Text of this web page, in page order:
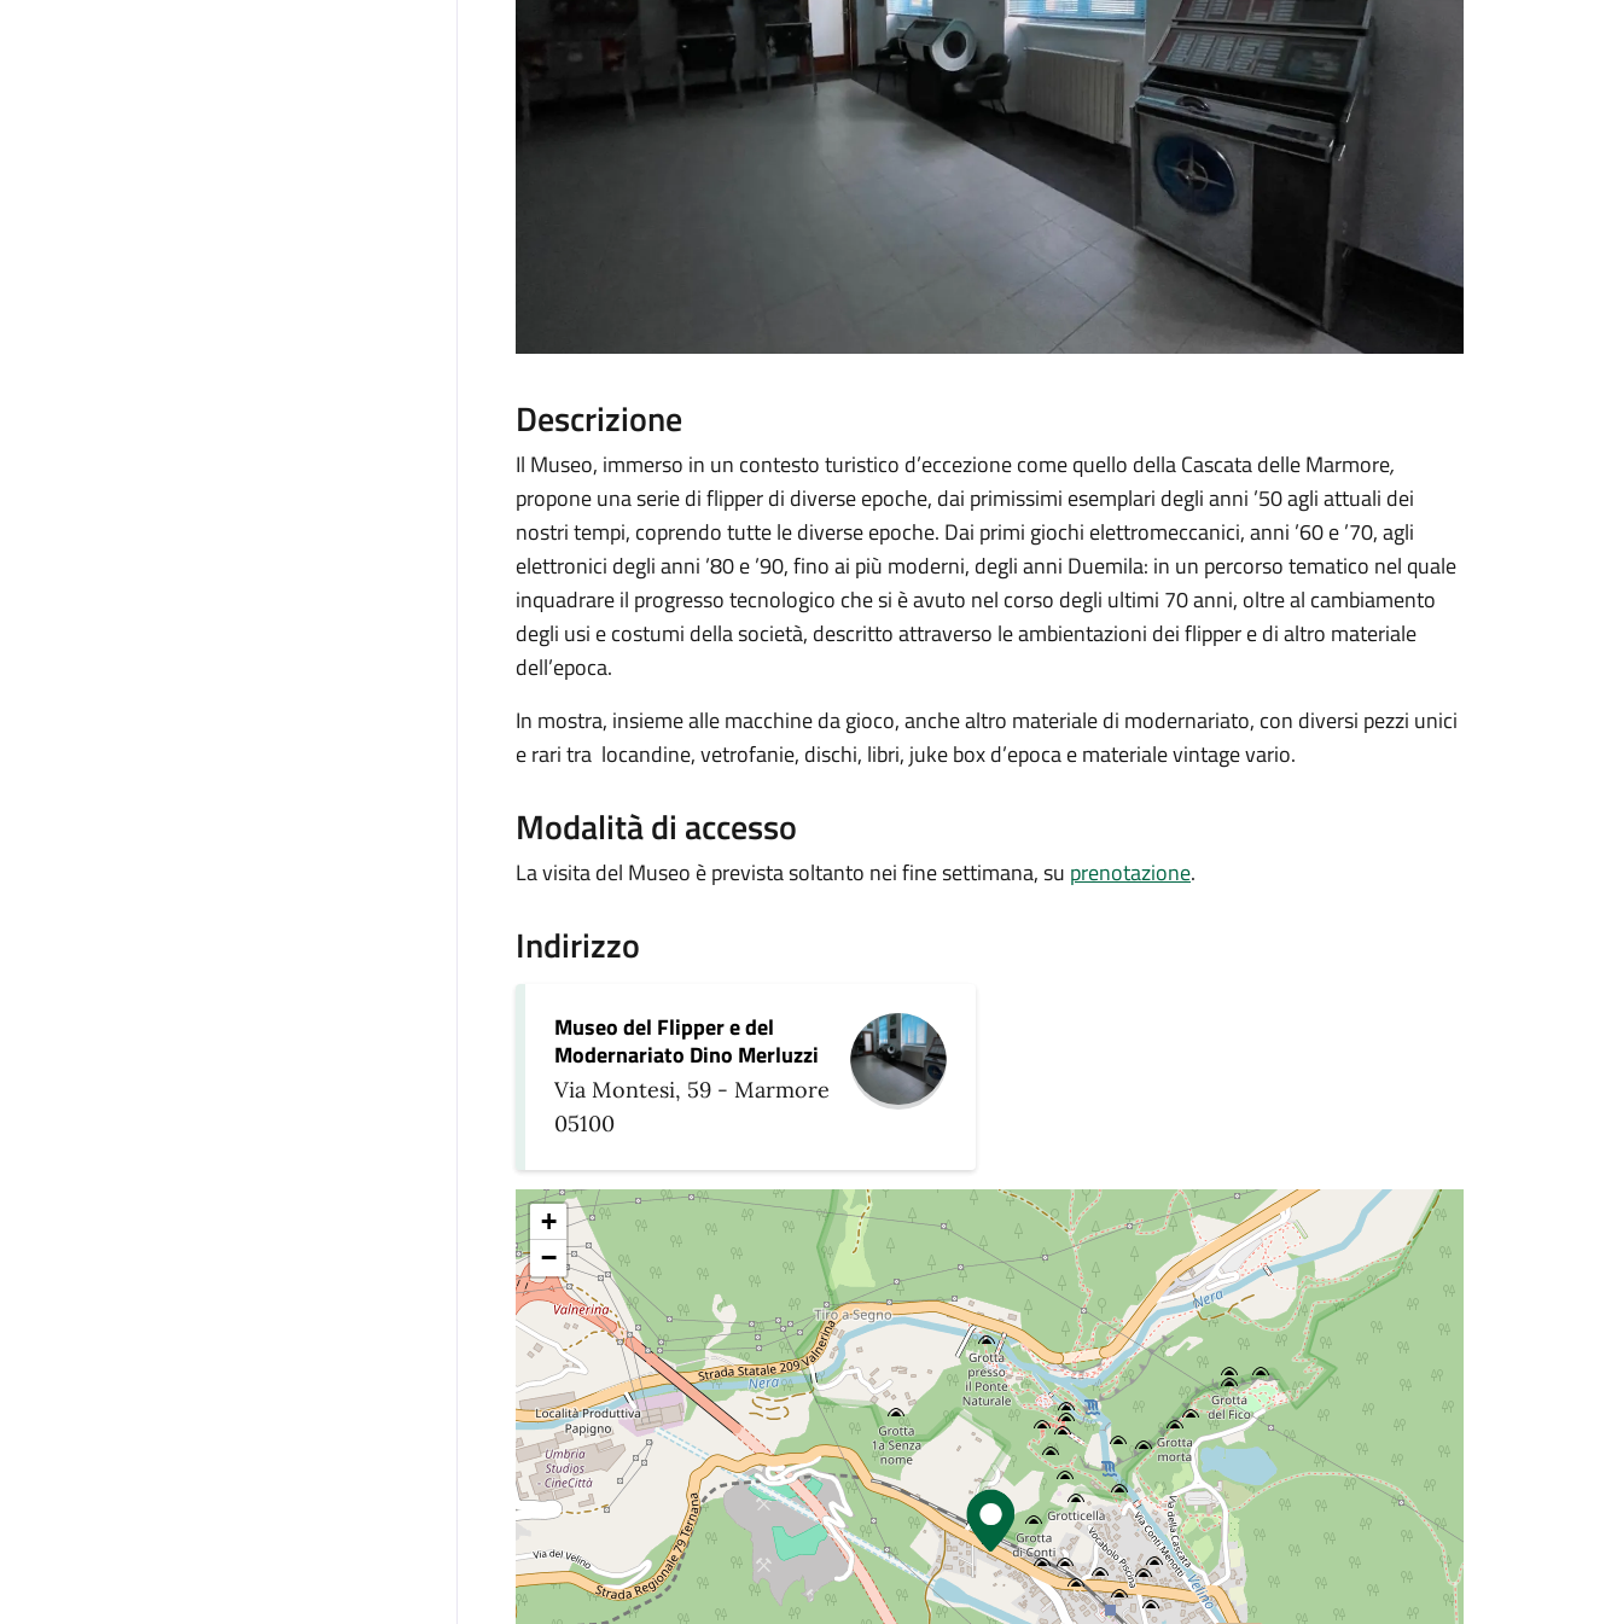
Descrizione
Il Museo, immerso in un contesto turistico d’eccezione come quello della Cascata delle Marmore,
propone una serie di flipper di diverse epoche, dai primissimi esemplari degli anni ’50 agli attuali dei
nostri tempi, coprendo tutte le diverse epoche. Dai primi giochi elettromeccanici, anni ’60 e ’70, agli
elettronici degli anni ’80 e ’90, fino ai più moderni, degli anni Duemila: in un percorso tematico nel quale
inquadrare il progresso tecnologico che si è avuto nel corso degli ultimi 70 anni, oltre al cambiamento
degli usi e costumi della società, descritto attraverso le ambientazioni dei flipper e di altro materiale
dell’epoca.
In mostra, insieme alle macchine da gioco, anche altro materiale di modernariato, con diversi pezzi unici
e rari tra locandine, vetrofanie, dischi, libri, juke box d’epoca e materiale vintage vario.
Modalità di accesso
La visita del Museo è prevista soltanto nei fine settimana, su prenotazione.
Indirizzo
Museo del Flipper e del
Modernariato Dino Merluzzi
Via Montesi, 59 - Marmore
05100
+
−